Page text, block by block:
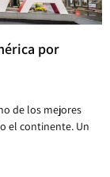
por
de los mejores
el continente. Un